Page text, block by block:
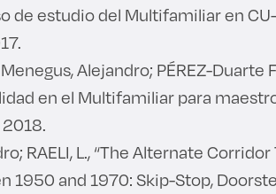
de estudio del Multifamiliar en
Alejandro; PÉREZ-Duarte
en el Multifamiliar para
2018.
RAELI, L., “The Alternate
1950 and 1970: Skip-Stop,